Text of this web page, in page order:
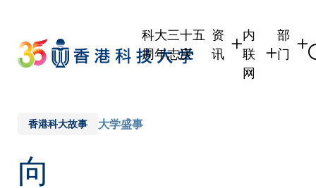
main
content
科大三十五
周年志庆
资
讯
内
联
网
部
门
香港科大故事 大学盛事
向